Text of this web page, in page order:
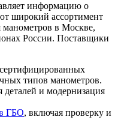
информацию о
широкий ассортимент
манометров в Москве,
России. Поставщики
типов манометров.
и модернизация
ГБО, включая проверку и